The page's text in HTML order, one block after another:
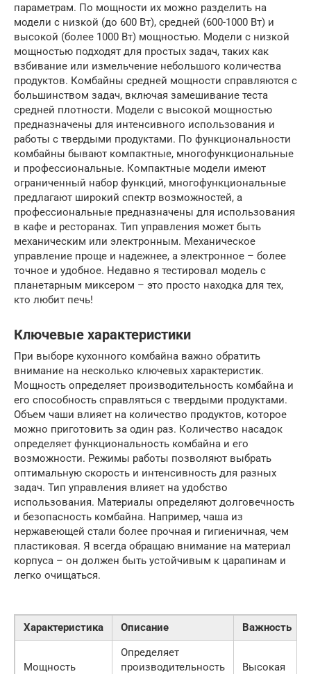
параметрам. По мощности их можно разделить на
модели с низкой (до 600 Вт), средней (600-1000 Вт) и
высокой (более 1000 Вт) мощностью. Модели с низкой
мощностью подходят для простых задач, таких как
взбивание или измельчение небольшого количества
продуктов. Комбайны средней мощности справляются с
большинством задач, включая замешивание теста
средней плотности. Модели с высокой мощностью
предназначены для интенсивного использования и
работы с твердыми продуктами. По функциональности
комбайны бывают компактные, многофункциональные
и профессиональные. Компактные модели имеют
ограниченный набор функций, многофункциональные
предлагают широкий спектр возможностей, а
профессиональные предназначены для использования
в кафе и ресторанах. Тип управления может быть
механическим или электронным. Механическое
управление проще и надежнее, а электронное – более
точное и удобное. Недавно я тестировал модель с
планетарным миксером – это просто находка для тех,
кто любит печь!
Ключевые характеристики
При выборе кухонного комбайна важно обратить
внимание на несколько ключевых характеристик.
Мощность определяет производительность комбайна и
его способность справляться с твердыми продуктами.
Объем чаши влияет на количество продуктов, которое
можно приготовить за один раз. Количество насадок
определяет функциональность комбайна и его
возможности. Режимы работы позволяют выбрать
оптимальную скорость и интенсивность для разных
задач. Тип управления влияет на удобство
использования. Материалы определяют долговечность
и безопасность комбайна. Например, чаша из
нержавеющей стали более прочная и гигиеничная, чем
пластиковая. Я всегда обращаю внимание на материал
корпуса – он должен быть устойчивым к царапинам и
легко очищаться.
Характеристика Описание Важность
Мощность
Определяет
производительность
Высокая